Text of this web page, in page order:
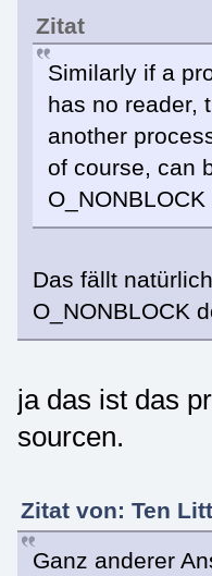
Zitat
Similarly if a
has no reader,
another
of course, can
Das fällt
O_NONBLOCK
ja das ist das
sourcen.
Zitat von: Ten
Ganz anderer